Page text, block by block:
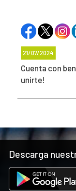
21/07/2024
Cuenta con
unirte!
Descarga